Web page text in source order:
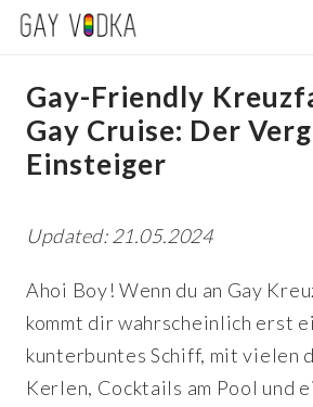
Gay-Friendly
Gay Cruise: Der
Einsteiger
Updated: 21.05.2024
Ahoi Boy! Wenn du an Gay
kommt dir wahrscheinlich erst
kunterbuntes Schiff, mit vielen
Kerlen, Cocktails am Pool und